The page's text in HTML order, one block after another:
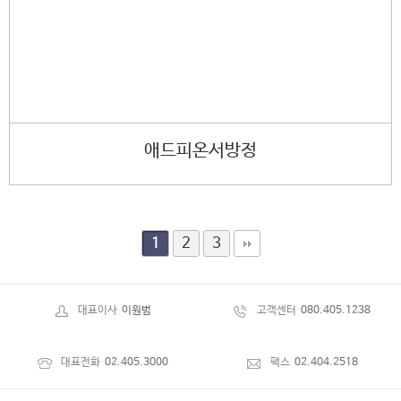
애드피온서방정
1 2 3
대표이사 이원범 고객센터 080.405.1238
대표전화 02.405.3000 팩스 02.404.2518